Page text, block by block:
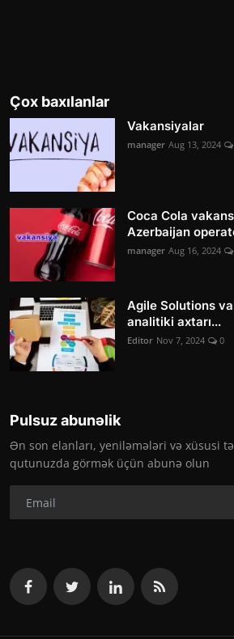
Çox baxılanlar
Vakansiyalar
manager Aug 13, 2024
Coca Cola
Azerbaijan
manager Aug 16, 2024
Agile Solutions
analitiki axtarı...
Editor Nov 7, 2024 0
Pulsuz abunəlik
Ən son elanları, yeniləmələri və xüsusi
qutunuzda görmək üçün abunə olun